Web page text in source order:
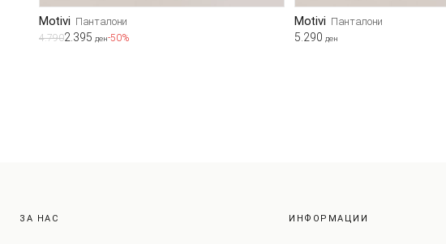
Motivi Панталони
4.7902.395 ден-50%
Motivi Панталони
5.290 ден
ЗА НАС ИНФОРМАЦИИ